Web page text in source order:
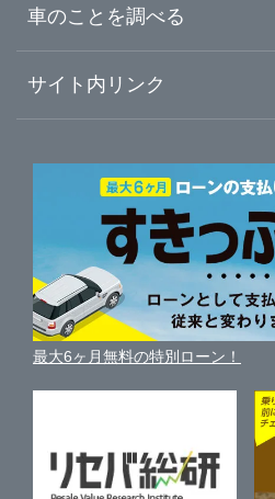
徳島県
香川県
愛媛県
初めての中古車購入ガイド
中古車人気ランキング
自動車ローンを調べる
ガリバーの自動車ローン
車買い替えの基礎知識
近くのお店で車を探す
車査定・車買取ならガリバー
ガリバーの査定が選ばれる理由
車を売る時よくある質問
便利な査定サービス
中古車買取相場（毎月更新）
車の個人売買ガイド
車のことを調べる
車初心者まとめ
新車・中古車カタログ
車の燃費を調べる
車種別クチコミ
車比較サイト
サイト内リンク
サイトマップ
サイトの使用条件
利用規約
保険代理店業務に関する基本方針
古物営業法に基づく表示
最大6ヶ月無料の特別ローン！